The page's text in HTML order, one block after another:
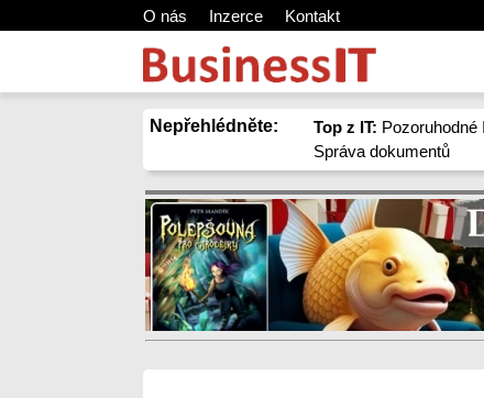
O nás Inzerce Kontakt
Nepřehlédněte: Top z IT: Pozoruhodné
Správa dokumentů